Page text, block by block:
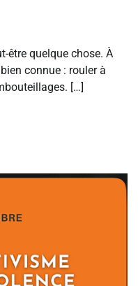
être quelque chose. À
connue : rouler à
[…]